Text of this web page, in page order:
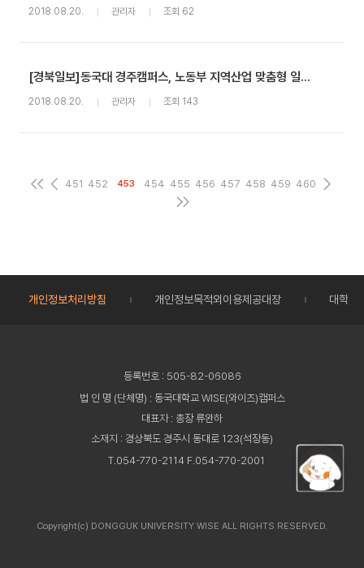
2018.08.20. 관리자 조회 62
[경북일보]동국대 경주캠퍼스, 노동부 지역산업 맞춤형 일자리창출 사업 선정
2018.08.20. 관리자 조회 143
451 452 453 454 455 456 457 458 459 460
개인정보처리방침 개인정보목적외이용제공대장 대학정
등록번호 : 505-82-06086
법 인 명 (단체명) : 동국대학교 WISE(와이즈)캠퍼스
대표자 : 총장 류완하
소재지 : 경상북도 경주시 동대로 123(석장동)
T.054-770-2114 F.054-770-2001
Copyright(c) DONGGUK UNIVERSITY WISE ALL RIGHTS RESERVED.